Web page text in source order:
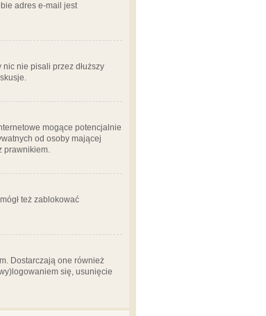
adres e-mail jest
nie pisali przez dłuższy
mogące potencjalnie
od osoby mającej
prawnikiem.
też zablokować
Dostarczają one również
się, usunięcie